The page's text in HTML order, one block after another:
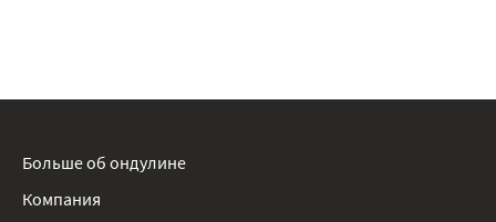
Больше об ондулине
Компания